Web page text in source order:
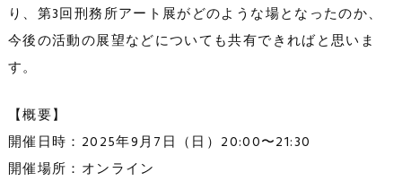
り、第3回刑務所アート展がどのような場となったのか、
今後の活動の展望などについても共有できればと思いま
す。
【概要】
開催日時：2025年9月7日（日）20:00〜21:30
開催場所：オンライン